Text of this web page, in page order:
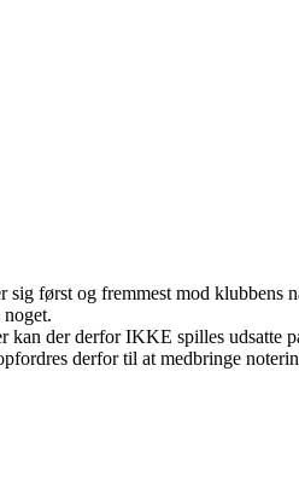
først og fremmest mod klubbens
der derfor IKKE spilles udsatte
derfor til at medbringe